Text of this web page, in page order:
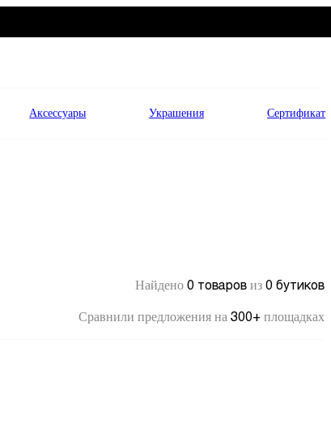
Аксессуары Украшения Сертификат
Найдено 0 товаров из 0 бутиков
Сравнили предложения на 300+ площадках